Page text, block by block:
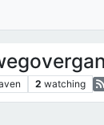
2 watching